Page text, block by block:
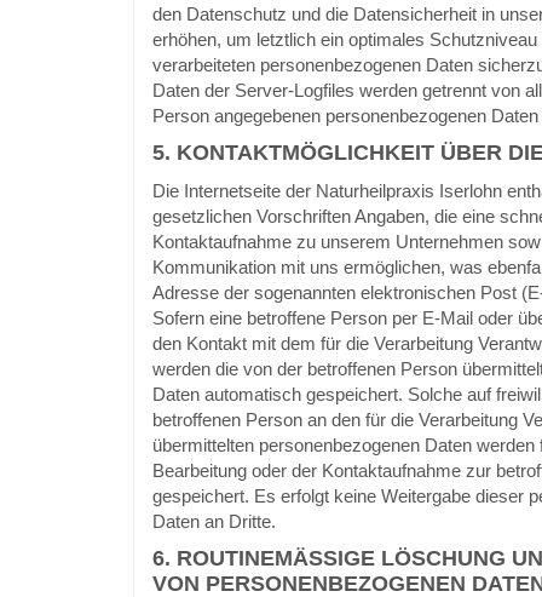
den Datenschutz und die Datensicherheit in
erhöhen, um letztlich ein optimales
verarbeiteten personenbezogenen Daten
Daten der Server-Logfiles werden getrennt von
Person angegebenen personenbezogenen
5. KONTAKTMÖGLICHKEIT ÜBER
Die Internetseite der Naturheilpraxis Iserlohn
gesetzlichen Vorschriften Angaben, die eine
Kontaktaufnahme zu unserem Unternehmen
Kommunikation mit uns ermöglichen, was
Adresse der sogenannten elektronischen Post
Sofern eine betroffene Person per E-Mail oder
den Kontakt mit dem für die Verarbeitung
werden die von der betroffenen Person
Daten automatisch gespeichert. Solche auf
betroffenen Person an den für die Verarbeitung
übermittelten personenbezogenen Daten
Bearbeitung oder der Kontaktaufnahme zur
gespeichert. Es erfolgt keine Weitergabe dieser
Daten an Dritte.
6. ROUTINEMÄSSIGE LÖSCHUNG
ON PERSONENBEZOGENEN DATEN